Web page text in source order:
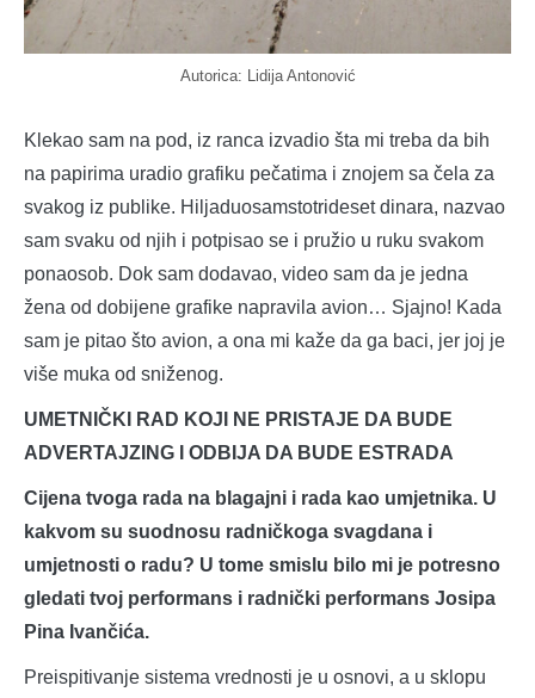
Autorica: Lidija Antonović
Klekao sam na pod, iz ranca izvadio šta mi treba da bih
na papirima uradio grafiku pečatima i znojem sa čela za
svakog iz publike. Hiljaduosamstotrideset dinara, nazvao
sam svaku od njih i potpisao se i pružio u ruku svakom
ponaosob. Dok sam dodavao, video sam da je jedna
žena od dobijene grafike napravila avion… Sjajno! Kada
sam je pitao što avion, a ona mi kaže da ga baci, jer joj je
više muka od sniženog.
UMETNIČKI RAD KOJI NE PRISTAJE DA BUDE
ADVERTAJZING I ODBIJA DA BUDE ESTRADA
Cijena tvoga rada na blagajni i rada kao umjetnika. U
kakvom su suodnosu radničkoga svagdana i
umjetnosti o radu? U tome smislu bilo mi je potresno
gledati tvoj performans i radnički performans Josipa
Pina Ivančića.
Preispitivanje sistema vrednosti je u osnovi, a u sklopu